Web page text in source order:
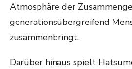
Atmosphäre der
generationsübergreifend
zusammenbringt.
Darüber hinaus spielt